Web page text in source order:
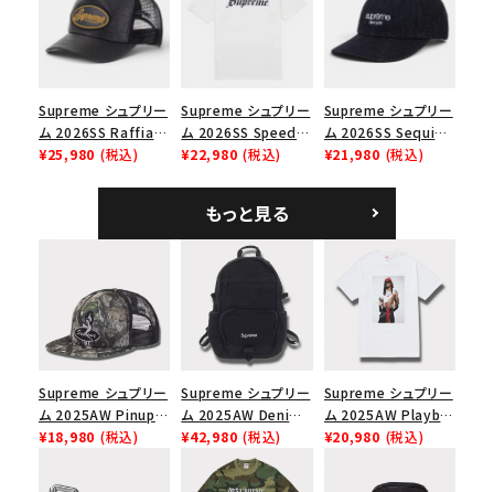
円
絞り込んで検索する
ップ ブラック
Supreme シュプリー
ム 2026SS Raffia
Mesh Back 5-Panel
¥25,980 (税込)
Supreme シュプリー
ム 2026SS Speed
Tee スピードTシャツ
¥22,980 (税込)
Supreme シュプリー
ム 2026SS Sequin
Denim Classic
シックロゴ 6パネルキ
ャップ ブラック
¥21,980 (税込)
もっと見る
Supreme シュプリー
ム 2025AW Pinup
Mesh Back 5-Panel
ュバック 5パネルキャ
¥18,980 (税込)
Supreme シュプリー
ム 2025AW Denim
Backpack デニム バ
ックパック ブラック
¥42,980 (税込)
Supreme シュプリー
ム 2025AW Playboi
Carti Tee プレイボ
¥20,980 (税込)